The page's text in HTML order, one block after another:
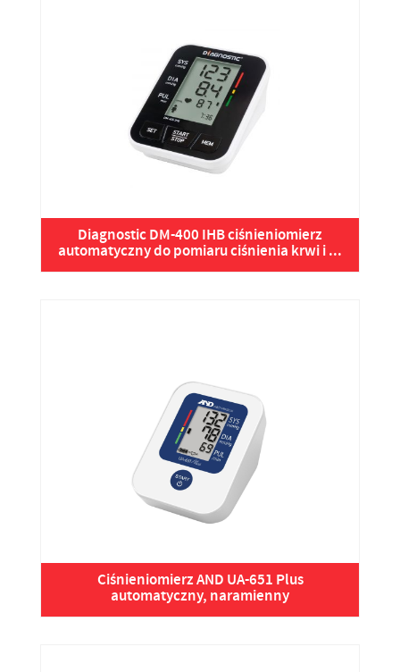
Diagnostic DM-400 IHB ciśnieniomierz
automatyczny do pomiaru ciśnienia krwi i ...
Ciśnieniomierz AND UA-651 Plus
automatyczny, naramienny